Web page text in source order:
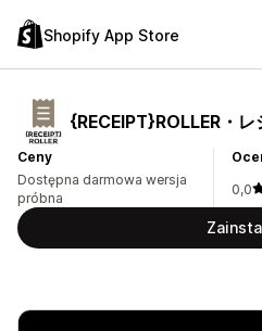
Shopify App Store
{RECEIPT}ROLLER・
Ceny
Dostępna darmowa wersja
próbna
0,0